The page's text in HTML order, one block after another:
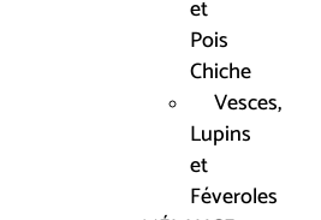
et
Pois
Chiche
Vesces,
Lupins
et
Féveroles